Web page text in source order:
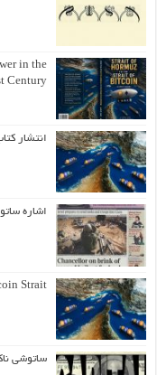
in the
Century
انتشار
اشاره
Strait
ساتوشی